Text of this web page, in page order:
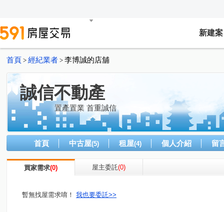
新建案
首頁 > 經紀業者 > 李博誠的店舖
誠信不動產
置產置業 首重誠信
首頁 中古屋(5) 租屋(4) 個人介紹 留
買家需求(0) 屋主委託(0)
暫無找屋需求唷！ 我也要委託>>